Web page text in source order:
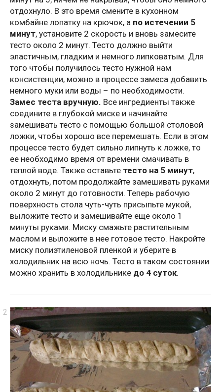
отдохнуло. В это время смените в кухонном
комбайне лопатку на крючок, а по истечении 5
минут, установите 2 скорость и вновь замесите
тесто около 2 минут. Тесто должно выйти
эластичным, гладким и немного липковатым. Для
того чтобы получилось тесто нужной нам
консистенции, можно в процессе замеса добавить
немного муки или воды – по необходимости.
Замес теста вручную. Все ингредиенты также
соедините в глубокой миске и начинайте
замешивать тесто с помощью большой столовой
ложки, чтобы хорошо все перемешать. Если в этом
процессе тесто будет сильно липнуть к ложке, то
ее необходимо время от времени смачивать в
теплой воде. Также оставьте тесто на 5 минут,
отдохнуть, потом продолжайте замешивать руками
около 2 минут до готовности. Теперь рабочую
поверхность стола чуть-чуть присыпьте мукой,
выложите тесто и замешивайте еще около 1
минуты руками. Миску смажьте растительным
маслом и выложите в нее готовое тесто. Накройте
миску полиэтиленовой пленкой и уберите в
холодильник на всю ночь. Тесто в таком состоянии
можно хранить в холодильнике до 4 суток.